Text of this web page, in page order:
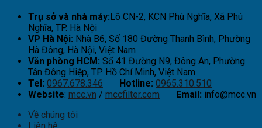
Trụ sở và nhà máy:Lô CN-2, KCN Phú Nghĩa, Xã Phú
Nghĩa, TP. Hà Nội
VP Hà Nội: Nhà B6, Số 180 Đường Thanh Bình, Phường
Hà Đông, Hà Nội, Việt Nam
Văn phòng HCM: Số 41 Đường N9, Đông An, Phường
Tân Đông Hiệp, TP Hồ Chí Minh, Việt Nam
Tel: 0967.678.346 Hotline: 0965.310.510
Website: mcc.vn / mccfilter.com Email: info@mcc.vn
Về chúng tôi
Liên hệ